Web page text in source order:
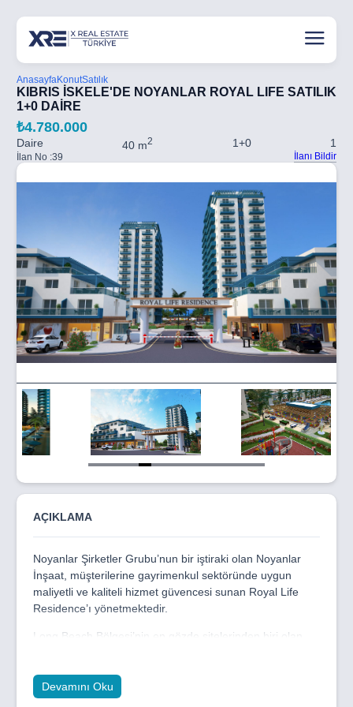
AnasayfaKonutSatılık
KIBRIS İSKELE'DE NOYANLAR ROYAL LIFE SATILIK
1+0 DAİRE
₺4.780.000
Daire 40 m2 1+0 1
İlan No :39 İlanı Bildir
5
of
AÇIKLAMA
Noyanlar Şirketler Grubu’nun bir iştiraki olan Noyanlar
İnşaat, müşterilerine gayrimenkul sektöründe uygun
maliyetli ve kaliteli hizmet güvencesi sunan Royal Life
Residence’ı yönetmektedir.
Long Beach Bölgesi’nin en gözde sitelerinden biri olan
proje ile size konforlu bir yaşamı garanti ediyor.
Devamını Oku